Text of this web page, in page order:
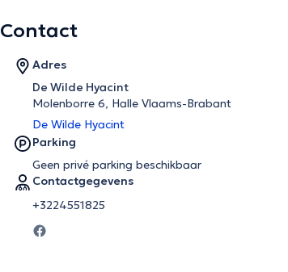
Contact
Adres
De Wilde Hyacint
Molenborre 6, Halle Vlaams-Brabant
De Wilde Hyacint
Parking
Geen privé parking beschikbaar
Contactgegevens
+3224551825